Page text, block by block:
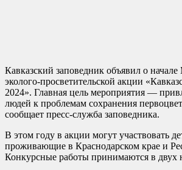
Кавказский заповедник объявил о
эколого-просветительской акции
2024». Главная цель мероприятия —
людей к проблемам сохранения
сообщает пресс-служба заповедника.
В этом году в акции могут участвовать
проживающие в Краснодарском крае и
Конкурсные работы принимаются в двух